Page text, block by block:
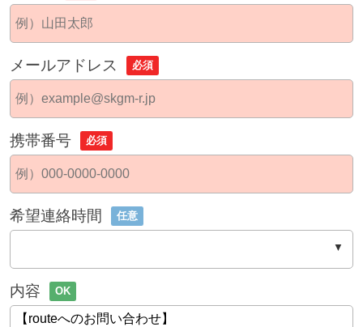
メールアドレス 必須
携帯番号 必須
希望連絡時間 任意
内容 OK